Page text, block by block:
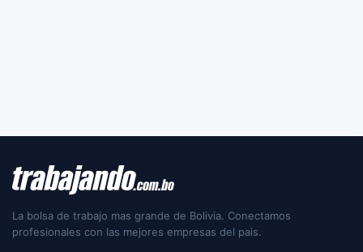
La bolsa de trabajo mas grande de Bolivia. Conectamos
profesionales con las mejores empresas del pais.